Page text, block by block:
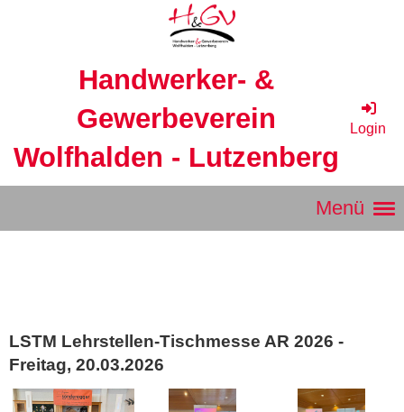
Handwerker- &
Gewerbeverein
Wolfhalden - Lutzenberg
Login
Menü
LSTM Lehrstellen-Tischmesse AR 2026 -
Freitag, 20.03.2026